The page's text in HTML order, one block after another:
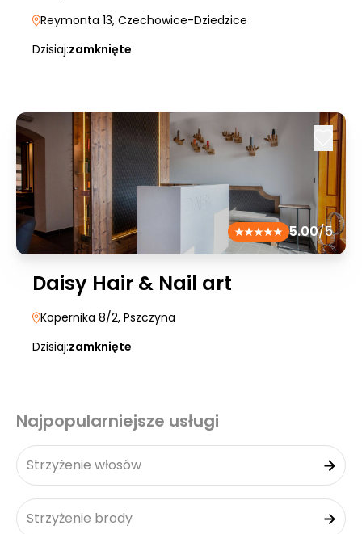
Reymonta 13, Czechowice-Dziedzice
Dzisiaj:zamknięte
5.00/5
Daisy Hair & Nail art
Kopernika 8/2, Pszczyna
Dzisiaj:zamknięte
Najpopularniejsze usługi
Strzyżenie włosów
Strzyżenie brody